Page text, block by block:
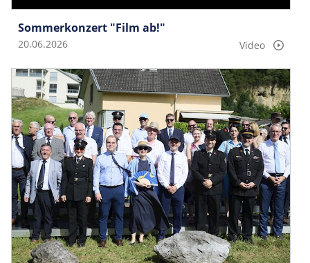
Sommerkonzert "Film ab!"
20.06.2026 Video